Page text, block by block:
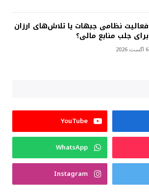
فعالیت نظامی جبهات یا تلاش‌های ارزان
برای جلب منابع مالی؟
6 آگست 2026
YouTube
WhatsApp
Instagram